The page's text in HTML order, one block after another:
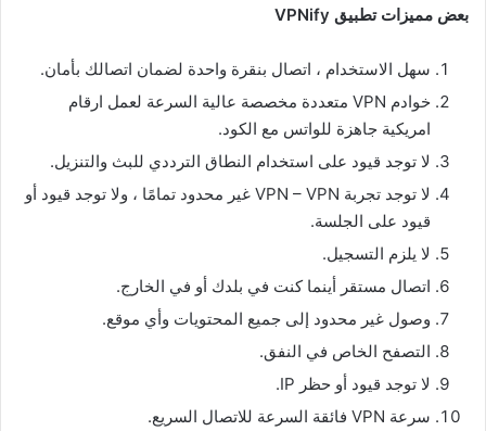
بعض مميزات تطبيق VPNify
سهل الاستخدام ، اتصال بنقرة واحدة لضمان اتصالك بأمان.
خوادم VPN متعددة مخصصة عالية السرعة لعمل ارقام
امريكية جاهزة للواتس مع الكود.
لا توجد قيود على استخدام النطاق الترددي للبث والتنزيل.
لا توجد تجربة VPN – VPN غير محدود تمامًا ، ولا توجد قيود أو
قيود على الجلسة.
لا يلزم التسجيل.
اتصال مستقر أينما كنت في بلدك أو في الخارج.
وصول غير محدود إلى جميع المحتويات وأي موقع.
التصفح الخاص في النفق.
لا توجد قيود أو حظر IP.
سرعة VPN فائقة السرعة للاتصال السريع.